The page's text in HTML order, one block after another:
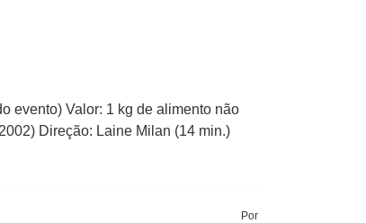
evento) Valor: 1 kg de alimento não
Direção: Laine Milan (14 min.)
Por